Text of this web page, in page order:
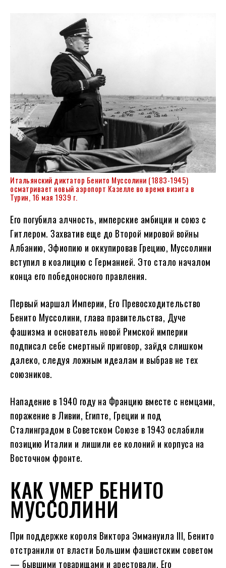
Итальянский диктатор Бенито Муссолини (1883-1945)
осматривает новый аэропорт Казелле во время визита в
Турин, 16 мая 1939 г.
Его погубила алчность, имперские амбиции и союз с
Гитлером. Захватив еще до Второй мировой войны
Албанию, Эфиопию и оккупировав Грецию, Муссолини
вступил в коалицию с Германией. Это стало началом
конца его победоносного правления.
Первый маршал Империи, Его Превосходительство
Бенито Муссолини, глава правительства, Дуче
фашизма и основатель новой Римской империи
подписал себе смертный приговор, зайдя слишком
далеко, следуя ложным идеалам и выбрав не тех
союзников.
Нападение в 1940 году на Францию вместе с немцами,
поражение в Ливии, Египте, Греции и под
Сталинградом в Советском Союзе в 1943 ослабили
позицию Италии и лишили ее колоний и корпуса на
Восточном фронте.
КАК УМЕР БЕНИТО
МУССОЛИНИ
При поддержке короля Виктора Эммануила III, Бенито
отстранили от власти Большим фашистским советом
— бывшими товарищами и арестовали. Его